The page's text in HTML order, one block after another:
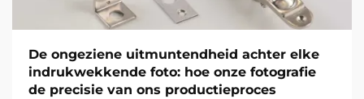
De ongeziene uitmuntendheid achter elke
indrukwekkende foto: hoe onze fotografie
de precisie van ons productieproces